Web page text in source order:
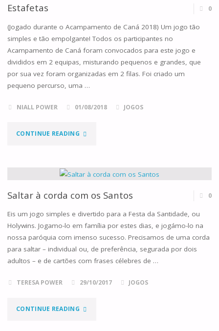
Estafetas 0
(Jogado durante o Acampamento de Caná 2018) Um jogo tão
simples e tão empolgante! Todos os participantes no
Acampamento de Caná foram convocados para este jogo e
divididos em 2 equipas, misturando pequenos e grandes, que
por sua vez foram organizadas em 2 filas. Foi criado um
pequeno percurso, uma …
NIALL POWER 01/08/2018 JOGOS
CONTINUE READING"ESTAFETAS"
Saltar à corda com os Santos 0
Eis um jogo simples e divertido para a Festa da Santidade, ou
Holywins. Jogamo-lo em família por estes dias, e jogámo-lo na
nossa paróquia com imenso sucesso. Precisamos de uma corda
para saltar – individual ou, de preferência, segurada por dois
adultos – e de cartões com frases célebres de …
TERESA POWER 29/10/2017 JOGOS
CONTINUE READING"SALTAR